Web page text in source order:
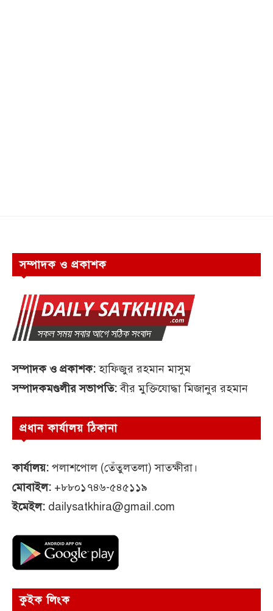
সম্পাদক ও প্রকাশক
সম্পাদক ও প্রকাশক:হাফিজুর রহমান মাসুম
সম্পাদকমণ্ডলীর সভাপতি:বীর মুক্তিযোদ্ধা মিজানুর রহমান
প্রধান কার্যালয় ঠিকানা
কার্যালয়: পলাশপোল (তেঁতুলতলা) সাতক্ষীরা।
মোবাইল: +৮৮০১৭৪৬-৫৪৫১১৯
ইমেইল: dailysatkhira@gmail.com
কুইক লিংক